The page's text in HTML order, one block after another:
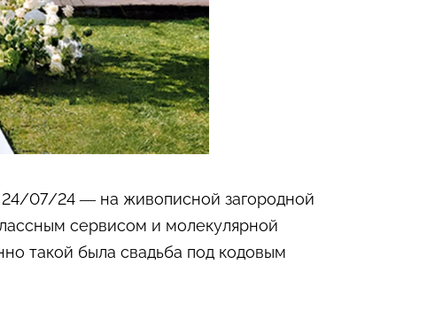
24/07/24 — на живописной загородной
сервисом и молекулярной
такой была свадьба под кодовым